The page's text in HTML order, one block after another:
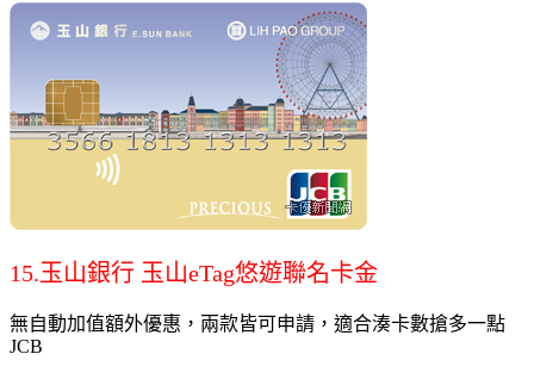
15.玉山銀行 玉山eTag悠遊聯名卡金
無自動加值額外優惠，兩款皆可申請，適合湊卡數搶多一點
JCB